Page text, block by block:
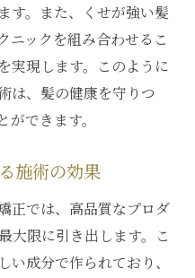
す。また、くせが強い髪
ニックを組み合わせるこ
実現します。このように
は、髪の健康を守りつ
できます。
施術の効果
正では、高品質なプロダ
大限に引き出します。こ
成分で作られており、